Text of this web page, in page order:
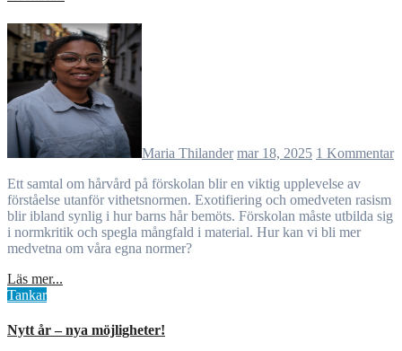
Maria Thilander mar 18, 2025 1 Kommentar
Ett samtal om hårvård på förskolan blir en viktig upplevelse av
förståelse utanför vithetsnormen. Exotifiering och omedveten rasism
blir ibland synlig i hur barns hår bemöts. Förskolan måste utbilda sig
i normkritik och spegla mångfald i material. Hur kan vi bli mer
medvetna om våra egna normer?
Läs mer...
Tankar
Nytt år – nya möjligheter!